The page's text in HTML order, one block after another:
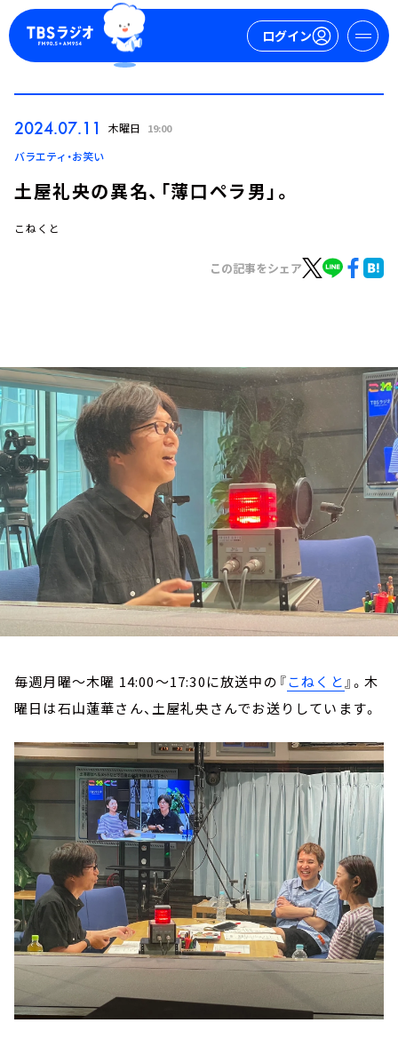
ログイン
ログイン
トピックス
TBS Podcast
お知らせ
イベント・グッズ
YouTube
会社情報
2024.07.11 木曜日 19:00
バラエティ・お笑い
土屋礼央の異名、「薄口ペラ男」。
こねくと
この記事をシェア
毎週月曜～木曜 14:00～17:30に放送中の『こねくと』。木
曜日は石山蓮華さん、土屋礼央さんでお送りしています。